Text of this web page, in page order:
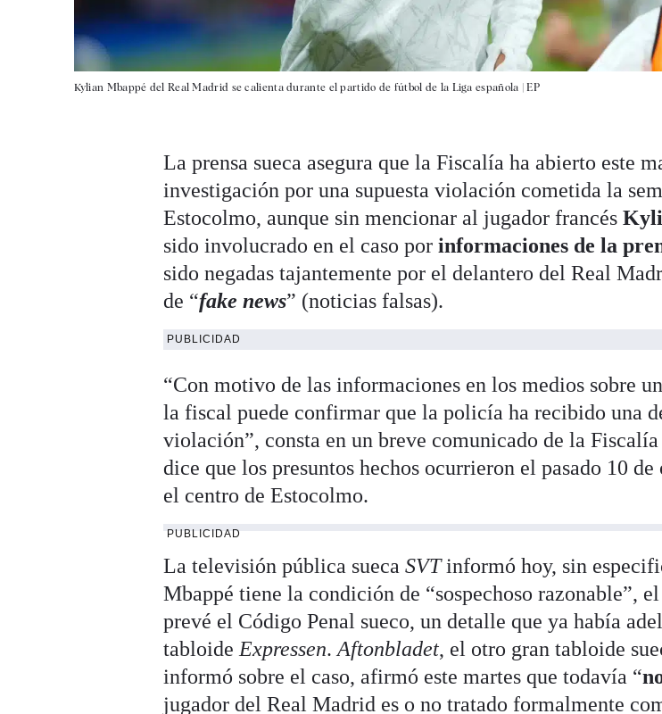
Kylian Mbappé del Real Madrid se calienta durante el partido de fútbol de la Liga española |EP
La prensa sueca asegura que la Fiscalía ha abierto este
investigación por una supuesta violación cometida la
Estocolmo, aunque sin mencionar al jugador francés
sido involucrado en el caso por informaciones de la
sido negadas tajantemente por el delantero del Real
de “fake news” (noticias falsas).
PUBLICIDAD
“Con motivo de las informaciones en los medios sobre
la fiscal puede confirmar que la policía ha recibido una
violación”, consta en un breve comunicado de la Fiscalía
dice que los presuntos hechos ocurrieron el pasado 10
el centro de Estocolmo.
PUBLICIDAD
La televisión pública suecaSVTinformó hoy, sin
Mbappé tiene la condición de “sospechoso razonable”,
prevé el Código Penal sueco, un detalle que ya había
tabloide Expressen.Aftonbladet, el otro gran tabloide
informó sobre el caso, afirmó este martes que todavía “
jugador del Real Madrid es o no tratado formalmente